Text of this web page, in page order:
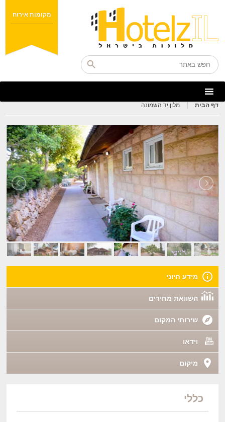
מקומות אירוח
דף הבית מלון יד השמונה
מידע חיוני
השוואת מחירים
שירותי המקום
וידאו
מיקום
כללי